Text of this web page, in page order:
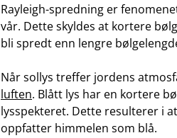
Rayleigh-spredning er
vår. Dette skyldes at kortere
bli spredt ⁤enn lengre
Når‍ sollys treffer jordens
luften. ​Blått lys ‌har en kortere
lysspekteret. Dette resulterer i⁤
‍oppfatter‌ himmelen som blå.